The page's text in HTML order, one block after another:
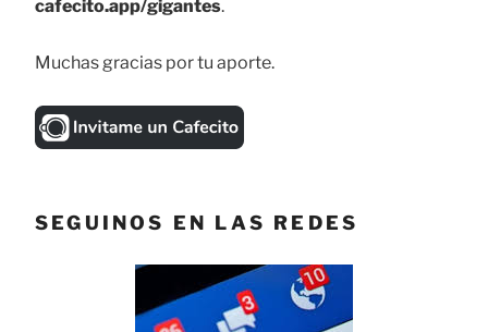
cafecito.app/gigantes.
Muchas gracias por tu aporte.
SEGUINOS EN LAS REDES